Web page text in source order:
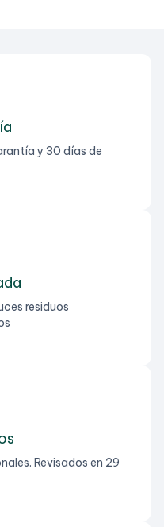
y 30 días de
residuos
Revisados en 29